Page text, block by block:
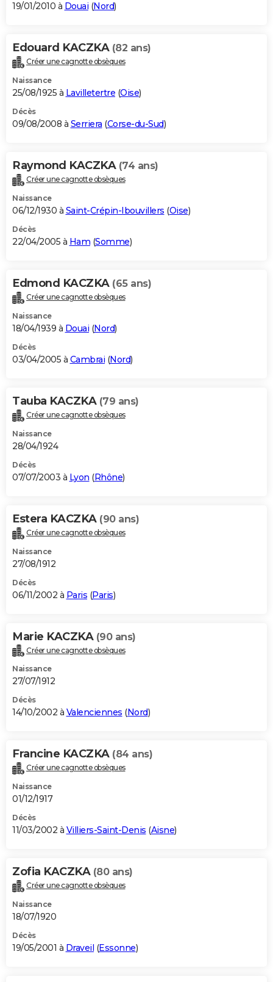
19/01/2010 à Douai (Nord)
Edouard KACZKA (82 ans)
Créer une cagnotte obsèques
Naissance
25/08/1925 à Lavilletertre (Oise)
Décès
09/08/2008 à Serriera (Corse-du-Sud)
Raymond KACZKA (74 ans)
Créer une cagnotte obsèques
Naissance
06/12/1930 à Saint-Crépin-Ibouvillers (Oise)
Décès
22/04/2005 à Ham (Somme)
Edmond KACZKA (65 ans)
Créer une cagnotte obsèques
Naissance
18/04/1939 à Douai (Nord)
Décès
03/04/2005 à Cambrai (Nord)
Tauba KACZKA (79 ans)
Créer une cagnotte obsèques
Naissance
28/04/1924
Décès
07/07/2003 à Lyon (Rhône)
Estera KACZKA (90 ans)
Créer une cagnotte obsèques
Naissance
27/08/1912
Décès
06/11/2002 à Paris (Paris)
Marie KACZKA (90 ans)
Créer une cagnotte obsèques
Naissance
27/07/1912
Décès
14/10/2002 à Valenciennes (Nord)
Francine KACZKA (84 ans)
Créer une cagnotte obsèques
Naissance
01/12/1917
Décès
11/03/2002 à Villiers-Saint-Denis (Aisne)
Zofia KACZKA (80 ans)
Créer une cagnotte obsèques
Naissance
18/07/1920
Décès
19/05/2001 à Draveil (Essonne)